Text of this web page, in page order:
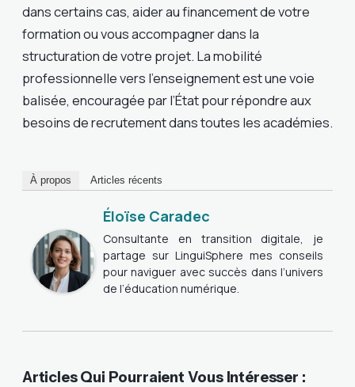
dans certains cas, aider au financement de votre
formation ou vous accompagner dans la
structuration de votre projet. La mobilité
professionnelle vers l’enseignement est une voie
balisée, encouragée par l’État pour répondre aux
besoins de recrutement dans toutes les académies.
À propos Articles récents
Éloïse Caradec
Consultante en transition digitale, je
partage sur LinguiSphere mes conseils
pour naviguer avec succès dans l’univers
de l’éducation numérique.
Articles Qui Pourraient Vous Intéresser :